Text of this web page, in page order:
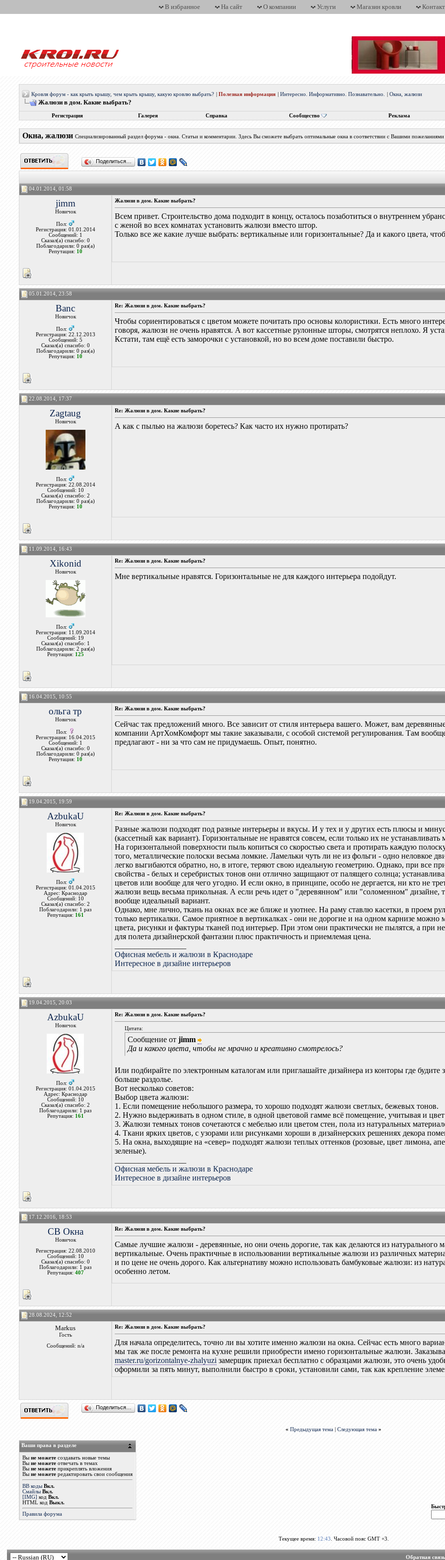
В избранное На сайт О компании Услуги Магазин кровли
Кровля форум - как крыть крышу, чем крыть крышу, какую кровлю выбрать? |Полезная информация |Интересно. Информативно. Познавательно. |Окна, жалюзи
Жалюзи в дом. Какие выбрать?
Регистрация Галерея Справка Сообщество Реклама
Окна, жалюзи Специализированный раздел форума - окна. Статьи и комментарии. Здесь Вы сможете выбрать оптимальные окна в соответствии с Вашими пожеланиями
Поделиться…
04.01.2014, 01:58
jimm
Новичок
Пол:
Регистрация: 01.01.2014
Сообщений: 1
Сказал(а) спасибо: 0
Поблагодарили: 0 раз(а)
Репутация: 10
Жалюзи в дом. Какие выбрать?
Всем привет. Строительство дома подходит в концу, осталось позаботиться о внутреннем
с женой во всех комнатах установить жалюзи вместо штор.
Только все же какие лучше выбрать: вертикальные или горизонтальные? Да и какого цвета,
05.01.2014, 23:58
Banc
Новичок
Пол:
Регистрация: 22.12.2013
Сообщений: 5
Сказал(а) спасибо: 0
Поблагодарили: 0 раз(а)
Репутация: 10
Re: Жалюзи в дом. Какие выбрать?
Чтобы сориентироваться с цветом можете почитать про основы колористики. Есть много
говоря, жалюзи не очень нравятся. А вот кассетные рулонные шторы, смотрятся неплохо. Я
Кстати, там ещё есть заморочки с установкой, но во всем доме поставили быстро.
22.08.2014, 17:37
Zagtaug
Новичок
Пол:
Регистрация: 22.08.2014
Сообщений: 10
Сказал(а) спасибо: 2
Поблагодарили: 0 раз(а)
Репутация: 10
Re: Жалюзи в дом. Какие выбрать?
А как с пылью на жалюзи боретесь? Как часто их нужно протирать?
11.09.2014, 16:43
Xikonid
Новичок
Пол:
Регистрация: 11.09.2014
Сообщений: 19
Сказал(а) спасибо: 1
Поблагодарили: 2 раз(а)
Репутация: 125
Re: Жалюзи в дом. Какие выбрать?
Мне вертикальные нравятся. Горизонтальные не для каждого интерьера подойдут.
16.04.2015, 10:55
ольга тр
Новичок
Пол:
Регистрация: 16.04.2015
Сообщений: 1
Сказал(а) спасибо: 0
Поблагодарили: 0 раз(а)
Репутация: 10
Re: Жалюзи в дом. Какие выбрать?
Сейчас так предложений много. Все зависит от стиля интерьера вашего. Может, вам
компании АртХомКомфорт мы такие заказывали, с особой системой регулирования. Там
предлагают - ни за что сам не придумаешь. Опыт, понятно.
19.04.2015, 19:59
AzbukaU
Новичок
Пол:
Регистрация: 01.04.2015
Адрес: Краснодар
Сообщений: 10
Сказал(а) спасибо: 2
Поблагодарили: 1 раз
Репутация: 161
Re: Жалюзи в дом. Какие выбрать?
Разные жалюзи подходят под разные интерьеры и вкусы. И у тех и у других есть плюсы и
(кассетный как вариант). Горизонтальные не нравятся совсем, если только их не
На горизонтальной поверхности пыль копиться со скоростью света и протирать каждую
того, металлические полоски весьма ломкие. Ламельки чуть ли не из фольги - одно неловкое
легко выгибаются обратно, но, в итоге, теряют свою идеальную геометрию. Однако, при все
свойства - белых и серебристых тонов они отлично защищают от палящего солнца;
цветов или вообще для чего угодно. И если окно, в принципе, особо не дергается, ни кто не
жалюзи вещь весьма прикольная. А если речь идет о "деревянном" или "соломенном" дизайне,
вообще идеальный вариант.
Однако, мне лично, ткань на окнах все же ближе и уютнее. На раму ставлю касетки, в проем
только вертикалки. Самое приятное в вертикалках - они не дорогие и на одном карнизе
цвета, рисунки и фактуры тканей под интерьер. При этом они практически не пылятся, а при
для полета дизайнерской фантазии плюс практичность и приемлемая цена.
Офисная мебель и жалюзи в Краснодаре
Интересное в дизайне интерьеров
19.04.2015, 20:03
AzbukaU
Новичок
Пол:
Регистрация: 01.04.2015
Адрес: Краснодар
Сообщений: 10
Сказал(а) спасибо: 2
Поблагодарили: 1 раз
Репутация: 161
Re: Жалюзи в дом. Какие выбрать?
Цитата:
Сообщение отjimm
Да и какого цвета, чтобы не мрачно и креативно смотрелось?
Или подбирайте по электронным каталогам или приглашайте дизайнера из конторы где
больше раздолье.
Вот несколько советов:
Выбор цвета жалюзи:
1. Если помещение небольшого размера, то хорошо подходят жалюзи светлых, бежевых тонов.
2. Нужно выдерживать в одном стиле, в одной цветовой гамме всё помещение, учитывая и
3. Жалюзи темных тонов сочетаются с мебелью или цветом стен, пола из натуральных
4. Ткани ярких цветов, с узорами или рисунками хороши в дизайнерских решениях декора
5. На окна, выходящие на «север» подходят жалюзи теплых оттенков (розовые, цвет лимона,
зеленые).
Офисная мебель и жалюзи в Краснодаре
Интересное в дизайне интерьеров
17.12.2016, 18:53
СВ Окна
Новичок
Регистрация: 22.08.2010
Сообщений: 10
Сказал(а) спасибо: 0
Поблагодарили: 1 раз
Репутация: 407
Re: Жалюзи в дом. Какие выбрать?
Самые лучшие жалюзи - деревянные, но они очень дорогие, так как делаются из натурального
вертикальные. Очень практичные в использовании вертикальные жалюзи из различных
и по цене не очень дорого. Как альтернативу можно использовать бамбуковые жалюзи: из
особенно летом.
28.08.2024, 12:52
Markus
Гость
Сообщений: n/a
Re: Жалюзи в дом. Какие выбрать?
Для начала определитесь, точно ли вы хотите именно жалюзи на окна. Сейчас есть много
мы так же после ремонта на кухне решили приобрести имено горизонтальные жалюзи.
master.ru/gorizontalnye-zhalyuzi замерщик приехал бесплатно с образцами жалюзи, это очень
оформили за пять минут, выполнили быстро в сроки, установили сами, так как крепление
Поделиться…
« Предыдущая тема |Следующая тема »
Ваши права в разделе
Выне можете создавать новые темы
Выне можете отвечать в темах
Выне можете прикреплять вложения
Выне можете редактировать свои сообщения
BB коды Вкл.
Смайлы Вкл.
[IMG] кодВкл.
HTML кодВыкл.
Правила форума
Текущее время: 12:43 . Часовой пояс GMT +3.
Обратная связь